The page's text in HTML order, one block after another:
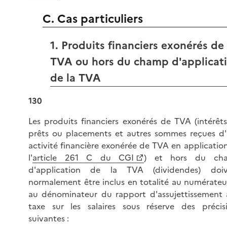
C. Cas particuliers
1. Produits financiers exonérés de
TVA ou hors du champ
de la TVA
130
Les produits financiers exonérés de TVA
prêts ou placements et autres sommes reçues
activité financière exonérée de TVA en
l'article 261 C du CGI
) et hors du
d'application de la TVA (dividendes)
normalement être inclus en totalité au
au dénominateur du rapport d'assujettissement
taxe sur les salaires sous réserve des
suivantes :